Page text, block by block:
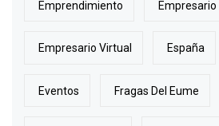
Emprendimiento Empresario
Empresario Virtual España
Eventos Fragas Del Eume